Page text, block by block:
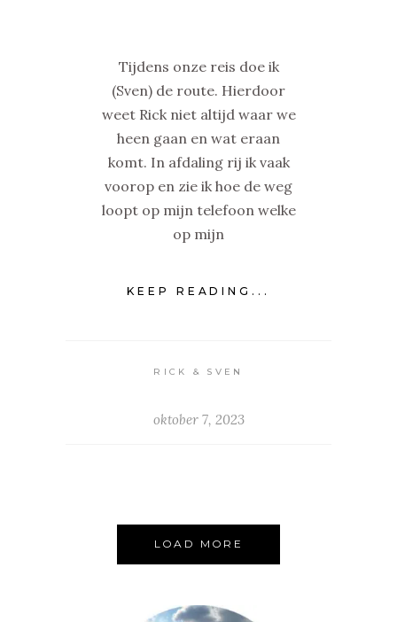
Tijdens onze reis doe ik
(Sven) de route. Hierdoor
weet Rick niet altijd waar we
heen gaan en wat eraan
komt. In afdaling rij ik vaak
voorop en zie ik hoe de weg
loopt op mijn telefoon welke
op mijn
KEEP READING...
RICK & SVEN
oktober 7, 2023
LOAD MORE